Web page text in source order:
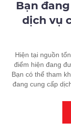
Bạn
dịch vụ
Hiện tại nguồn
điểm hiện đang
Bạn có thể tham
đang cung cấp